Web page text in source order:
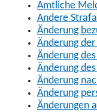
Amtliche
Andere
Änderung
Änderung
Änderung
Änderung
Änderung
Änderung
Änderungen